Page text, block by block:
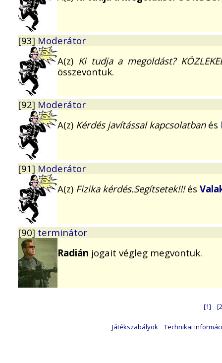
[93] Moderátor
A(z) Ki tudja a megoldást?
összevontuk.
[92] Moderátor
A(z) Kérdés javítással kapcsolatbanés
[91] Moderátor
A(z) Fizika kérdés.Segítsetek!!!és
[90] terminátor
Radián jogait végleg megvontuk.
[1]
Játékszabályok Technikai